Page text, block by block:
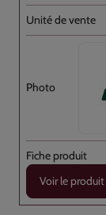
Voir le produit